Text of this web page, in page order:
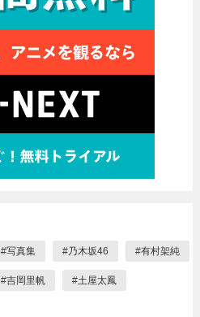
#写真集 #乃木坂46 #有村架純
#吉岡里帆 #土屋太鳳